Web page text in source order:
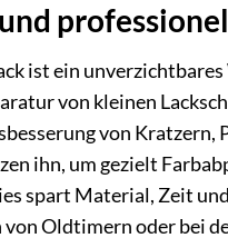
ist ein
von kleinen
von
ihn, um gezielt
spart Material, Zeit
Oldtimern oder bei